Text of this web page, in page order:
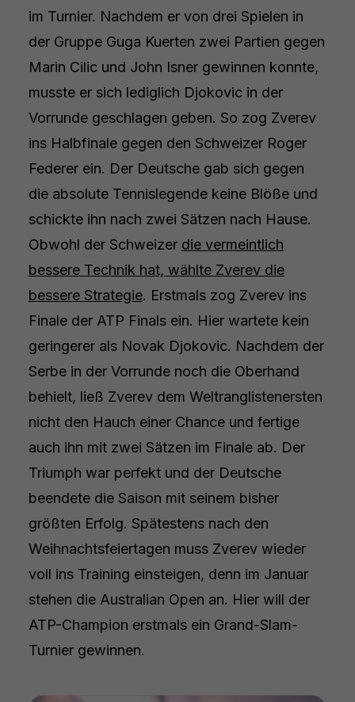
im Turnier. Nachdem er von drei Spielen in
der Gruppe Guga Kuerten zwei Partien gegen
Marin Cilic und John Isner gewinnen konnte,
musste er sich lediglich Djokovic in der
Vorrunde geschlagen geben. So zog Zverev
ins Halbfinale gegen den Schweizer Roger
Federer ein. Der Deutsche gab sich gegen
die absolute Tennislegende keine Blöße und
schickte ihn nach zwei Sätzen nach Hause.
Obwohl der Schweizer die vermeintlich
bessere Technik hat, wählte Zverev die
bessere Strategie. Erstmals zog Zverev ins
Finale der ATP Finals ein. Hier wartete kein
geringerer als Novak Djokovic. Nachdem der
Serbe in der Vorrunde noch die Oberhand
behielt, ließ Zverev dem Weltranglistenersten
nicht den Hauch einer Chance und fertige
auch ihn mit zwei Sätzen im Finale ab. Der
Triumph war perfekt und der Deutsche
beendete die Saison mit seinem bisher
größten Erfolg. Spätestens nach den
Weihnachtsfeiertagen muss Zverev wieder
voll ins Training einsteigen, denn im Januar
stehen die Australian Open an. Hier will der
ATP-Champion erstmals ein Grand-Slam-
Turnier gewinnen.